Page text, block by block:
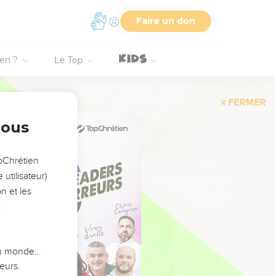
Faire un don
? Le Top
FERMER
utilisateur)
et les
monde…